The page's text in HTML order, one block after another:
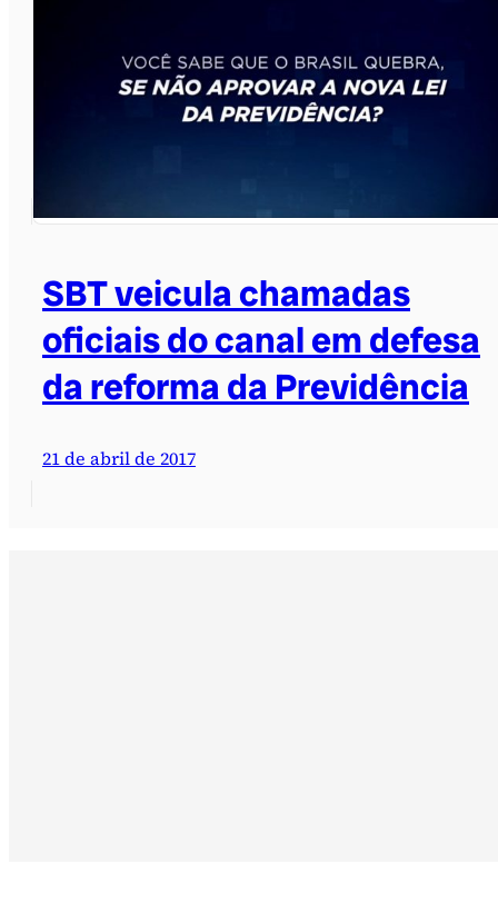
SBT veicula chamadas
oficiais do canal em defesa
da reforma da Previdência
21 de abril de 2017